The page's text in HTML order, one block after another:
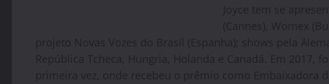
Joyce tem se
(Cannes), Womex
projeto Novas Vozes do Brasil (Espanha); shows pela
República Tcheca, Hungria, Holanda e Canadá. Em 2017,
primeira vez, onde recebeu o prêmio como Embaixadora